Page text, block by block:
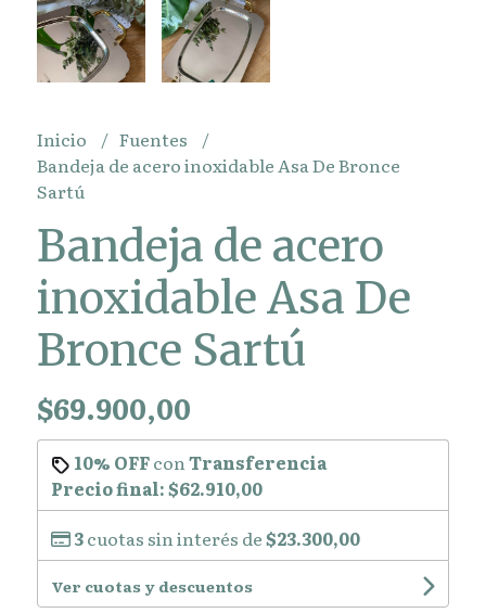
Inicio
Fuentes
Bandeja de acero inoxidable Asa De Bronce
Sartú
Bandeja de acero
inoxidable Asa De
Bronce Sartú
$69.900,00
10% OFFcon Transferencia
Precio final:$62.910,00
3cuotas sin interés de$23.300,00
Ver cuotas y descuentos